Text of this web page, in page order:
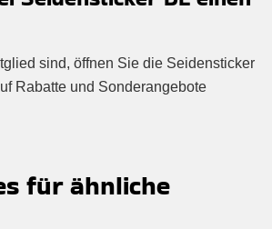
sind, öffnen Sie die Seidensticker
Rabatte und Sonderangebote
für ähnliche